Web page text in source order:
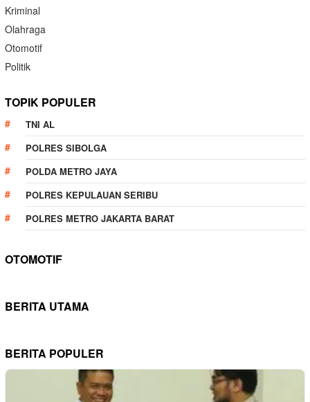
Kriminal
Olahraga
Otomotif
Politik
TOPIK POPULER
TNI AL
POLRES SIBOLGA
POLDA METRO JAYA
POLRES KEPULAUAN SERIBU
POLRES METRO JAKARTA BARAT
OTOMOTIF
BERITA UTAMA
BERITA POPULER